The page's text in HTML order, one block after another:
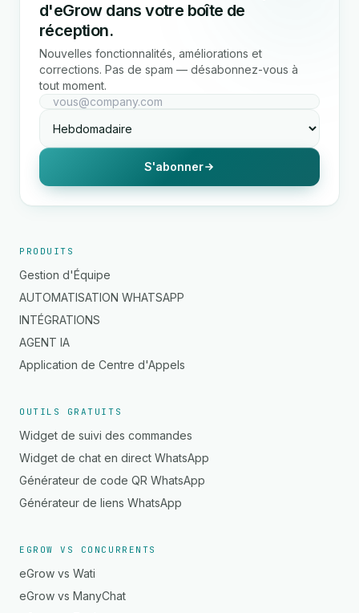
d'eGrow dans votre boîte de
réception.
Nouvelles fonctionnalités, améliorations et
corrections. Pas de spam — désabonnez-vous à
tout moment.
S'abonner
PRODUITS
Gestion d'Équipe
AUTOMATISATION WHATSAPP
INTÉGRATIONS
AGENT IA
Application de Centre d'Appels
OUTILS GRATUITS
Widget de suivi des commandes
Widget de chat en direct WhatsApp
Générateur de code QR WhatsApp
Générateur de liens WhatsApp
EGROW VS CONCURRENTS
eGrow vs Wati
eGrow vs ManyChat